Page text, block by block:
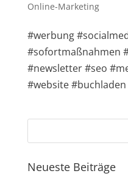
Online-Marketing
#werbung
#sofortmaßnahmen
#newsletter #seo
#website
Neueste Beiträge